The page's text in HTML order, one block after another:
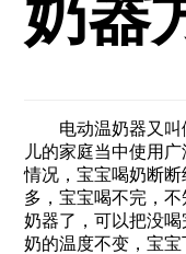
奶器
电动温奶器又叫
儿的家庭当中使用
情况，宝宝喝奶断
多，宝宝喝不完，
奶器了，可以把没
奶的温度不变，宝宝